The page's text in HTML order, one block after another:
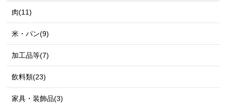
肉(11)
米・パン(9)
加工品等(7)
飲料類(23)
家具・装飾品(3)